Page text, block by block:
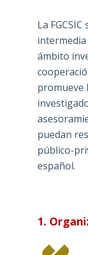
La
ámbito
promueve
puedan
público-
español.
1.